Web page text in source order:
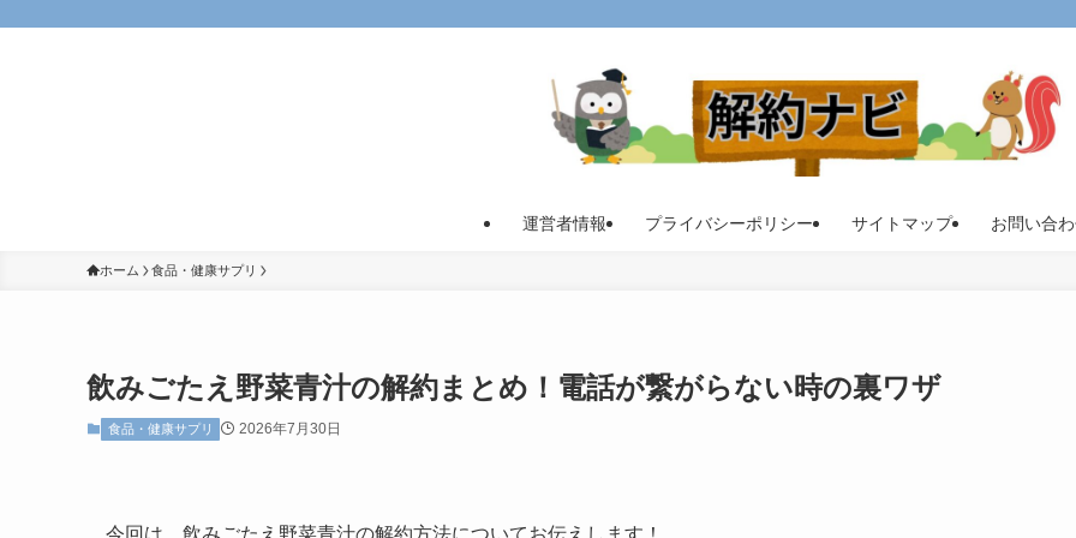
運営者情報 プライバシーポリシー サイトマップ お問い合
ホーム 食品・健康サプリ
飲みごたえ野菜青汁の解約まとめ！電話が繋がらない時の裏ワザ
食品・健康サプリ 2026年7月30日
今回は、飲みごたえ野菜青汁の解約方法についてお伝えします！